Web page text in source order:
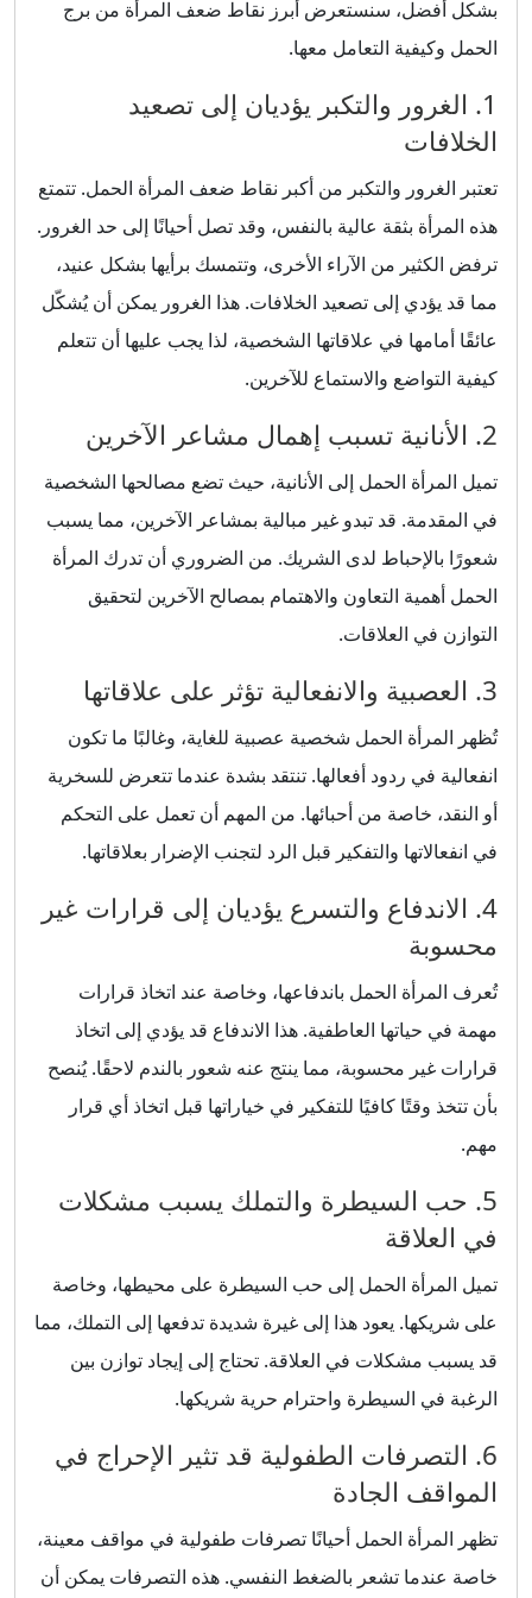
بشكل أفضل، سنستعرض أبرز نقاط ضعف المرأة من برج
الحمل وكيفية التعامل معها.
1. الغرور والتكبر يؤديان إلى تصعيد
الخلافات
تعتبر الغرور والتكبر من أكبر نقاط ضعف المرأة الحمل. تتمتع
هذه المرأة بثقة عالية بالنفس، وقد تصل أحيانًا إلى حد الغرور.
ترفض الكثير من الآراء الأخرى، وتتمسك برأيها بشكل عنيد،
مما قد يؤدي إلى تصعيد الخلافات. هذا الغرور يمكن أن يُشكّل
عائقًا أمامها في علاقاتها الشخصية، لذا يجب عليها أن تتعلم
كيفية التواضع والاستماع للآخرين.
2. الأنانية تسبب إهمال مشاعر الآخرين
تميل المرأة الحمل إلى الأنانية، حيث تضع مصالحها الشخصية
في المقدمة. قد تبدو غير مبالية بمشاعر الآخرين، مما يسبب
شعورًا بالإحباط لدى الشريك. من الضروري أن تدرك المرأة
الحمل أهمية التعاون والاهتمام بمصالح الآخرين لتحقيق
التوازن في العلاقات.
3. العصبية والانفعالية تؤثر على علاقاتها
تُظهر المرأة الحمل شخصية عصبية للغاية، وغالبًا ما تكون
انفعالية في ردود أفعالها. تنتقد بشدة عندما تتعرض للسخرية
أو النقد، خاصة من أحبائها. من المهم أن تعمل على التحكم
في انفعالاتها والتفكير قبل الرد لتجنب الإضرار بعلاقاتها.
4. الاندفاع والتسرع يؤديان إلى قرارات غير
محسوبة
تُعرف المرأة الحمل باندفاعها، وخاصة عند اتخاذ قرارات
مهمة في حياتها العاطفية. هذا الاندفاع قد يؤدي إلى اتخاذ
قرارات غير محسوبة، مما ينتج عنه شعور بالندم لاحقًا. يُنصح
بأن تتخذ وقتًا كافيًا للتفكير في خياراتها قبل اتخاذ أي قرار
مهم.
5. حب السيطرة والتملك يسبب مشكلات
في العلاقة
تميل المرأة الحمل إلى حب السيطرة على محيطها، وخاصة
على شريكها. يعود هذا إلى غيرة شديدة تدفعها إلى التملك، مما
قد يسبب مشكلات في العلاقة. تحتاج إلى إيجاد توازن بين
الرغبة في السيطرة واحترام حرية شريكها.
6. التصرفات الطفولية قد تثير الإحراج في
المواقف الجادة
تظهر المرأة الحمل أحيانًا تصرفات طفولية في مواقف معينة،
خاصة عندما تشعر بالضغط النفسي. هذه التصرفات يمكن أن